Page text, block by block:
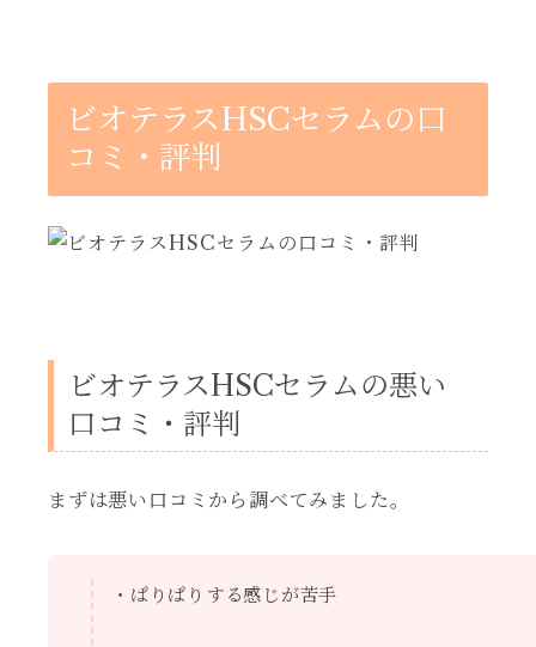
ビオテラスHSCセラムの口
コミ・評判
ビオテラスHSCセラムの悪い
口コミ・評判
まずは悪い口コミから調べてみました。
・ぱりぱりする感じが苦手